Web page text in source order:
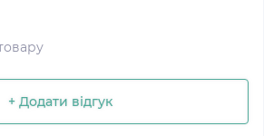
+ Додати відгук